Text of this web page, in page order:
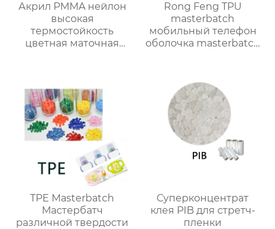
Акрил PMMA нейлон
высокая
термостойкость
цветная маточная
Rong Feng TPU
masterbatch
мобильный телефон
оболочка masterbatch
TPE Masterbatch
Мастербатч
различной твердости
Суперконцентрат
клея PIB для стретч-
пленки